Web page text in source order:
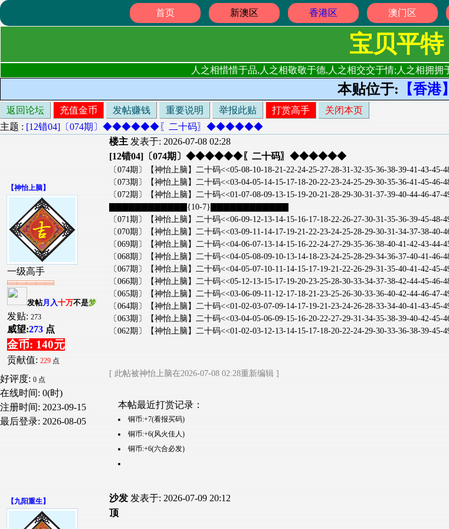
首页 新澳区 香港区 澳门区
宝贝平特
人之相惜惜于品,人之相敬敬于德,人之相交交于情;人之相拥
本贴位于: 【香港】
返回论坛 充值金币 发帖赚钱 重要说明 举报此贴 打赏高手
关闭本页
主题 : [12错04]〔074期〕◆◆◆◆◆◆〖二十码〗◆◆◆◆◆◆
【神怡上脑】
一级高手
发帖月入十万不是梦
发贴: 273
威望:273 点
金币: 140元
贡献值: 229 点
好评度: 0 点
在线时间: 0(时)
注册时间: 2023-09-15
最后登录: 2026-08-05
楼主 发表于: 2026-07-08 02:28
[12错04]〔074期〕◆◆◆◆◆◆〖二十码〗◆◆◆◆◆◆
〔074期〕【神怡上脑】二十码<<05-08-10-18-21-22-24-25-27-28-31-32-35-36-38-39-41-43-45-
〔073期〕【神怡上脑】二十码<<03-04-05-14-15-17-18-20-22-23-24-25-29-30-35-36-41-45-46-
〔072期〕【神怡上脑】二十码<<01-07-08-09-13-15-19-20-21-28-29-30-31-37-39-40-44-46-47-
▇▇▇▇▇▇▇▇▇▇▇▇{10-7}▇▇▇▇▇▇▇▇▇▇▇▇
〔071期〕【神怡上脑】二十码<<06-09-12-13-14-15-16-17-18-22-26-27-30-31-35-36-39-45-48-
〔070期〕【神怡上脑】二十码<<03-09-11-14-17-19-21-22-23-24-25-28-29-30-31-34-37-38-40-
〔069期〕【神怡上脑】二十码<<04-06-07-13-14-15-16-22-24-27-29-35-36-38-40-41-42-43-44-
〔068期〕【神怡上脑】二十码<<04-05-08-09-10-13-14-18-23-24-25-28-29-34-36-37-40-41-46-
〔067期〕【神怡上脑】二十码<<04-05-07-10-11-14-15-17-19-21-22-26-29-31-35-40-41-42-45-
〔066期〕【神怡上脑】二十码<<05-12-13-15-17-19-20-23-25-28-30-33-34-37-38-42-44-45-46-
〔065期〕【神怡上脑】二十码<<03-06-09-11-12-17-18-21-23-25-26-30-33-36-40-42-44-46-47-
〔064期〕【神怡上脑】二十码<<01-02-03-07-09-14-17-19-21-23-24-26-28-33-34-40-41-43-45-
〔063期〕【神怡上脑】二十码<<03-04-05-06-09-15-16-20-22-27-29-31-34-35-38-39-40-42-45-
〔062期〕【神怡上脑】二十码<<01-02-03-12-13-14-15-17-18-20-22-24-29-30-33-36-38-39-45-
[ 此帖被神怡上脑在2026-07-08 02:28重新编辑 ]
本帖最近打赏记录：
铜币:+7(看报买码)
铜币:+6(风火佳人)
铜币:+6(六合必发)
【九阳重生】 沙发 发表于: 2026-07-09 20:12
顶